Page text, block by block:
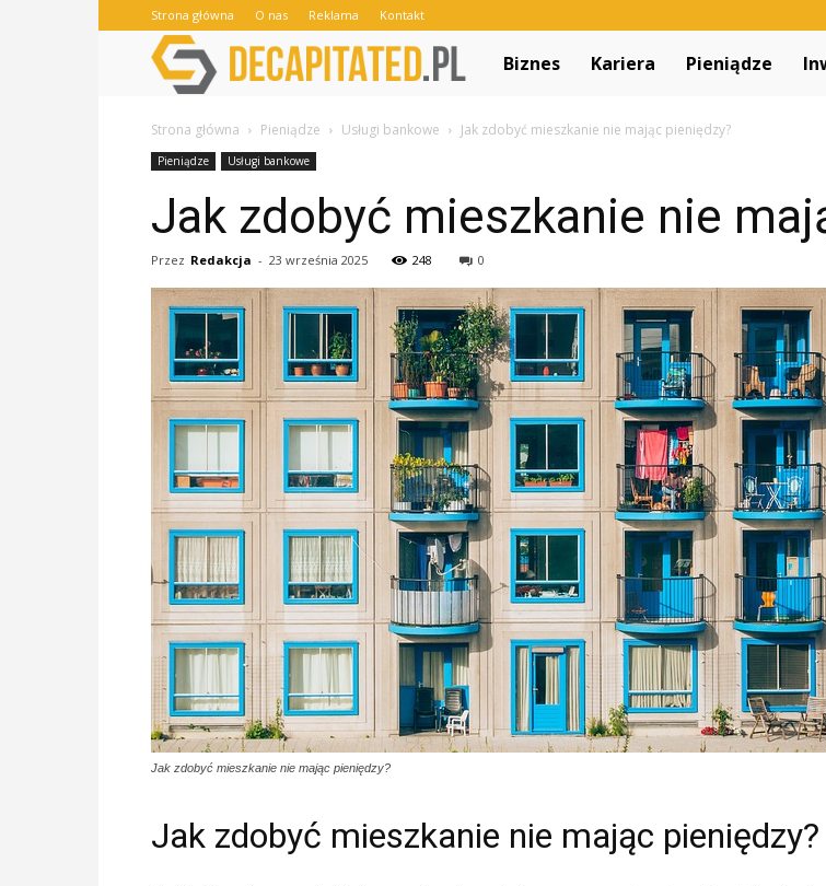
Strona główna O nas Reklama Kontakt
Decapitated.pl
Biznes Kariera Pieniądze
Strona główna Pieniądze Usługi bankowe Jak zdobyć mieszkanie nie mając pieniędzy?
Pieniądze Usługi bankowe
Jak zdobyć mieszkanie nie
Przez Redakcja - 23 września 2025 248 0
Jak zdobyć mieszkanie nie mając pieniędzy?
Jak zdobyć mieszkanie nie mając pieniędzy?